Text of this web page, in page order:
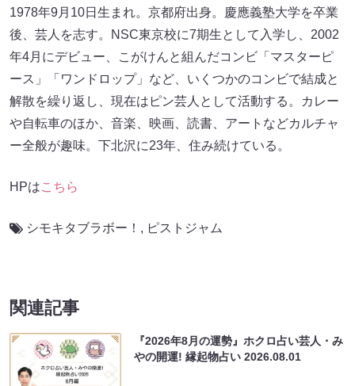
1978年9月10日生まれ。京都府出身。慶應義塾大学を卒業
後、芸人を志す。NSC東京校に7期生として入学し、2002
年4月にデビュー、こがけんと組んだコンビ「マスターピ
ース」「ワンドロップ」など、いくつかのコンビで結成と
解散を繰り返し、現在はピン芸人として活動する。カレー
や自転車のほか、音楽、映画、読書、アートなどカルチャ
ー全般が趣味。下北沢に23年、住み続けている。
HPはこちら
シモキタブラボー！ , ピストジャム
関連記事
『2026年8月の運勢』ホクロ占い芸人・み
やの開運! 縁起物占い2026.08.01